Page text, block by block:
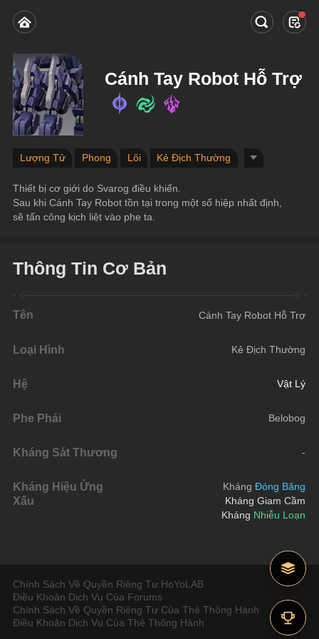
Cánh Tay Robot Hỗ Trợ
Lượng Tử Phong Lôi Kẻ Địch Thường
Thiết bị cơ giới do Svarog điều khiển.
Sau khi Cánh Tay Robot tồn tại trong một số hiệp nhất định,
sẽ tấn công kịch liệt vào phe ta.
Thông Tin Cơ Bản
Tên Cánh Tay Robot Hỗ Trợ
Loại Hình Kẻ Địch Thường
Hệ Vật Lý
Phe Phái Belobog
Kháng Sát Thương -
Kháng Hiệu Ứng
Xấu
Kháng Đóng Băng
Kháng Giam Cầm
Kháng Nhiễu Loạn
Chính Sách Về Quyền Riêng Tư HoYoLAB
Điều Khoản Dịch Vụ Của Forums
Chính Sách Về Quyền Riêng Tư Của Thẻ Thông Hành
Điều Khoản Dịch Vụ Của Thẻ Thông Hành